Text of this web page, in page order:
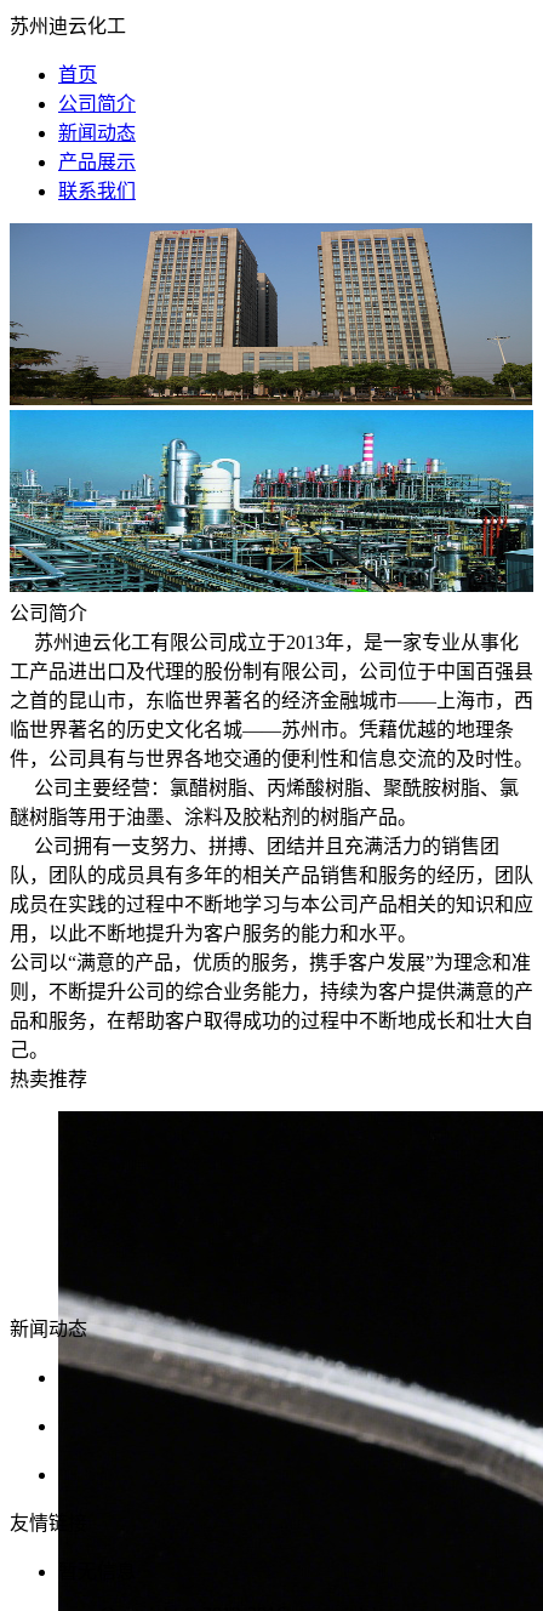
苏州迪云化工
首页
公司简介
新闻动态
产品展示
联系我们
公司简介
苏州迪云化工有限公司成立于2013年，是一家专业从事化
工产品进出口及代理的股份制有限公司，公司位于中国百强县
之首的昆山市，东临世界著名的经济金融城市——上海市，西
临世界著名的历史文化名城——苏州市。凭藉优越的地理条
件，公司具有与世界各地交通的便利性和信息交流的及时性。
公司主要经营：氯醋树脂、丙烯酸树脂、聚酰胺树脂、氯
醚树脂等用于油墨、涂料及胶粘剂的树脂产品。
公司拥有一支努力、拼搏、团结并且充满活力的销售团
队，团队的成员具有多年的相关产品销售和服务的经历，团队
成员在实践的过程中不断地学习与本公司产品相关的知识和应
用，以此不断地提升为客户服务的能力和水平。
公司以“满意的产品，优质的服务，携手客户发展”为理念和准
则，不断提升公司的综合业务能力，持续为客户提供满意的产
品和服务，在帮助客户取得成功的过程中不断地成长和壮大自
己。
热卖推荐
新闻动态
公司网站正式开通
国内油墨产业现状及发展趋势简析
友情链接